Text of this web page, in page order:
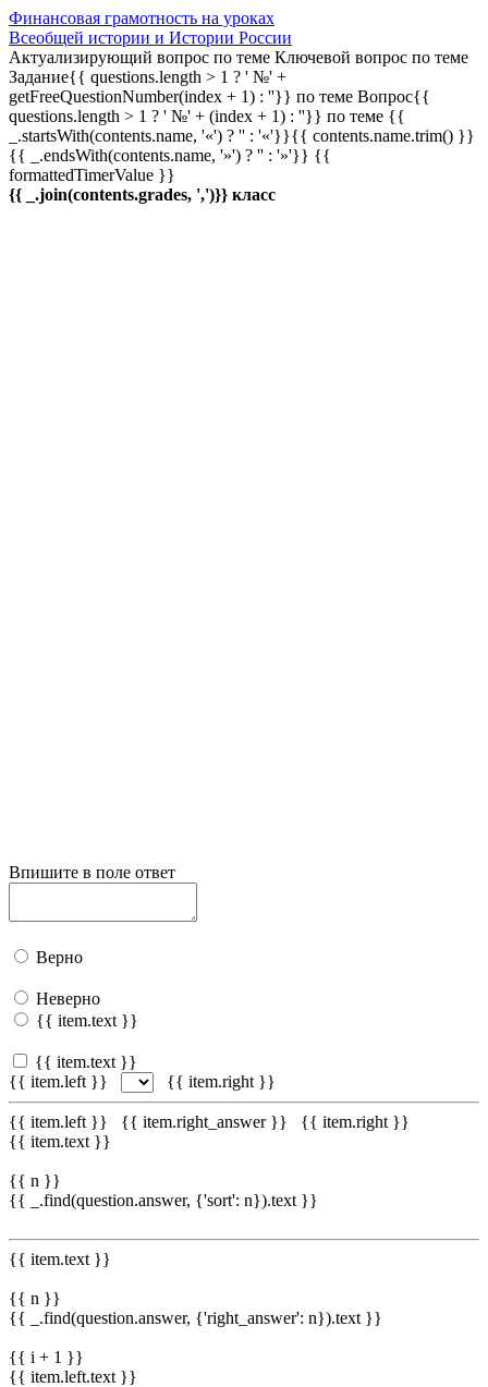
Финансовая грамотность на уроках
Всеобщей истории и Истории России
Актуализирующий вопрос по теме Ключевой вопрос по теме
Задание{{ questions.length > 1 ? ' №' +
getFreeQuestionNumber(index + 1) : ''}} по теме Вопрос{{
questions.length > 1 ? ' №' + (index + 1) : ''}} по теме {{
_.startsWith(contents.name, '«') ? '' : '«'}}{{ contents.name.trim() }}
{{ _.endsWith(contents.name, '»') ? '' : '»'}} {{
formattedTimerValue }}
{{ _.join(contents.grades, ',')}} класс
Впишите в поле ответ
Верно
Неверно
{{ item.text }}
{{ item.text }}
{{ item.left }}
{{ item.right }}
{{ item.left }} {{ item.right_answer }}
{{ item.right }}
{{ item.text }}
{{ n }}
{{ _.find(question.answer, {'sort': n}).text }}
{{ item.text }}
{{ n }}
{{ _.find(question.answer, {'right_answer': n}).text }}
{{ i + 1 }}
{{ item.left.text }}